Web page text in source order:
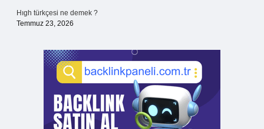
Hıgh türkçesi ne demek ?
Temmuz 23, 2026